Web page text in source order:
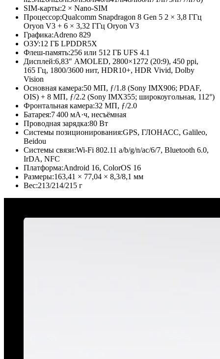
SIM-карты:2 × Nano-SIM
Процессор:Qualcomm Snapdragon 8 Gen 5 2 × 3,8 ГГц
Oryon V3 + 6 × 3,32 ГГц Oryon V3
Графика:Adreno 829
ОЗУ:12 ГБ LPDDR5X
Флеш-память:256 или 512 ГБ UFS 4.1
Дисплей:6,83″ AMOLED, 2800×1272 (20:9), 450 ppi,
165 Гц, 1800/3600 нит, HDR10+, HDR Vivid, Dolby
Vision
Основная камера:50 МП, ƒ/1.8 (Sony IMX906; PDAF,
OIS) + 8 МП, ƒ/2.2 (Sony IMX355; широкоугольная, 112°)
Фронтальная камера:32 МП, ƒ/2.0
Батарея:7 400 мА·ч, несъёмная
Проводная зарядка:80 Вт
Системы позиционирования:GPS, ГЛОНАСС, Galileo,
Beidou
Системы связи:Wi-Fi 802.11 a/b/g/n/ac/6/7, Bluetooth 6.0,
IrDA, NFC
Платформа:Android 16, ColorOS 16
Размеры:163,41 × 77,04 × 8,3/8,1 мм
Вес:213/214/215 г